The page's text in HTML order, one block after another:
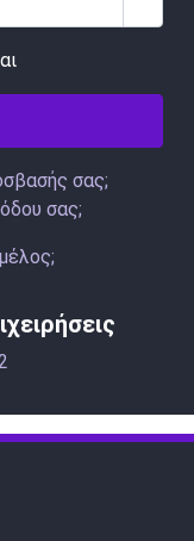
σας;
σας;